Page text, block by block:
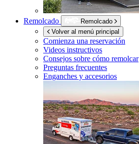
Remolcado
Remolcado
Volver al menú principal
Comienza una reservación
Videos instructivos
Consejos sobre cómo remolcar
Preguntas frecuentes
Enganches y accesorios